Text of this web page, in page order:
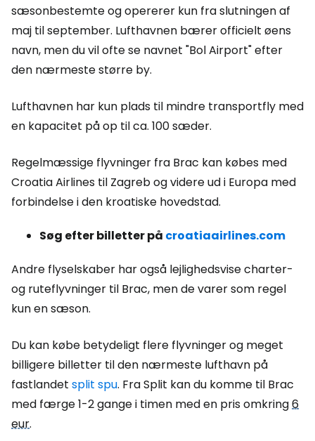
sæsonbestemte og opererer kun fra slutningen af
maj til september. Lufthavnen bærer officielt øens
navn, men du vil ofte se navnet "Bol Airport" efter
den nærmeste større by.
Lufthavnen har kun plads til mindre transportfly med
en kapacitet på op til ca. 100 sæder.
Regelmæssige flyvninger fra Brac kan købes med
Croatia Airlines til Zagreb og videre ud i Europa med
forbindelse i den kroatiske hovedstad.
Søg efter billetter på croatiaairlines.com
Andre flyselskaber har også lejlighedsvise charter-
og ruteflyvninger til Brac, men de varer som regel
kun en sæson.
Du kan købe betydeligt flere flyvninger og meget
billigere billetter til den nærmeste lufthavn på
fastlandet split spu. Fra Split kan du komme til Brac
med færge 1-2 gange i timen med en pris omkring6
eur.